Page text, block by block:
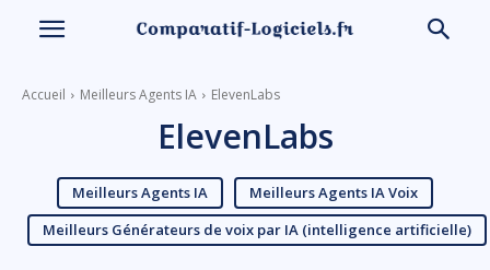
Accueil Meilleurs Agents IA ElevenLabs
ElevenLabs
Meilleurs Agents IA
Meilleurs Agents IA Voix
Meilleurs Générateurs de voix par IA (intelligence artificielle)